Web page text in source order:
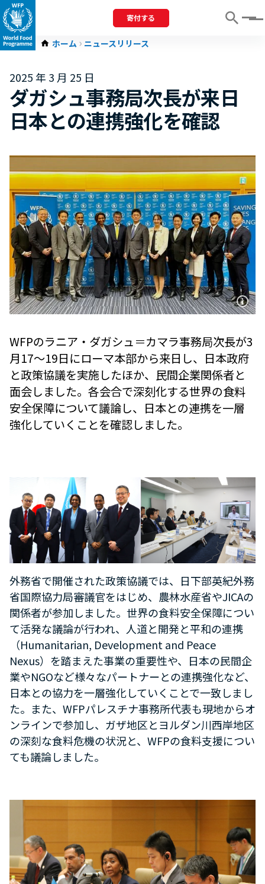
寄付する Menu
ホーム ニュースリリース
2025 年 3 月 25 日
ダガシュ事務局次長が来日
日本との連携強化を確認
WFPのラニア・ダガシュ＝カマラ事務局次長が3
月17～19日にローマ本部から来日し、日本政府
と政策協議を実施したほか、民間企業関係者と
面会しました。各会合で深刻化する世界の食料
安全保障について議論し、日本との連携を一層
強化していくことを確認しました。
外務省で開催された政策協議では、日下部英紀外務
省国際協力局審議官をはじめ、農林水産省やJICAの
関係者が参加しました。世界の食料安全保障につい
て活発な議論が行われ、人道と開発と平和の連携
（Humanitarian, Development and Peace
Nexus）を踏まえた事業の重要性や、日本の民間企
業やNGOなど様々なパートナーとの連携強化など、
日本との協力を一層強化していくことで一致しまし
た。また、 WFPパレスチナ事務所代表も現地からオ
ンラインで参加し、ガザ地区とヨルダン川西岸地区
の深刻な食料危機の状況と、 WFPの食料支援につい
ても議論しました。